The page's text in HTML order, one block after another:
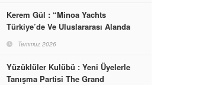
Kerem Gül : “Minoa Yachts
Türkiye’de Ve Uluslararası Alanda
Markası Olacak”
Temmuz 2026
Yüzüklüler Kulübü : Yeni Üyelerle
Tanışma Partisi The Grand